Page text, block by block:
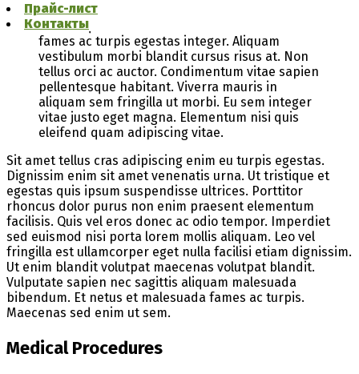
Прайс-лист
Контакты
egestas purus viverra accumsan in nisl nisi
scelerisque. Senectus et netus et malesuada
fames ac turpis egestas integer. Aliquam
vestibulum morbi blandit cursus risus at. Non
tellus orci ac auctor. Condimentum vitae sapien
pellentesque habitant. Viverra mauris in
aliquam sem fringilla ut morbi. Eu sem integer
vitae justo eget magna. Elementum nisi quis
eleifend quam adipiscing vitae.
Sit amet tellus cras adipiscing enim eu turpis egestas.
Dignissim enim sit amet venenatis urna. Ut tristique et
egestas quis ipsum suspendisse ultrices. Porttitor
rhoncus dolor purus non enim praesent elementum
facilisis. Quis vel eros donec ac odio tempor. Imperdiet
sed euismod nisi porta lorem mollis aliquam. Leo vel
fringilla est ullamcorper eget nulla facilisi etiam dignissim.
Ut enim blandit volutpat maecenas volutpat blandit.
Vulputate sapien nec sagittis aliquam malesuada
bibendum. Et netus et malesuada fames ac turpis.
Maecenas sed enim ut sem.
Medical Procedures